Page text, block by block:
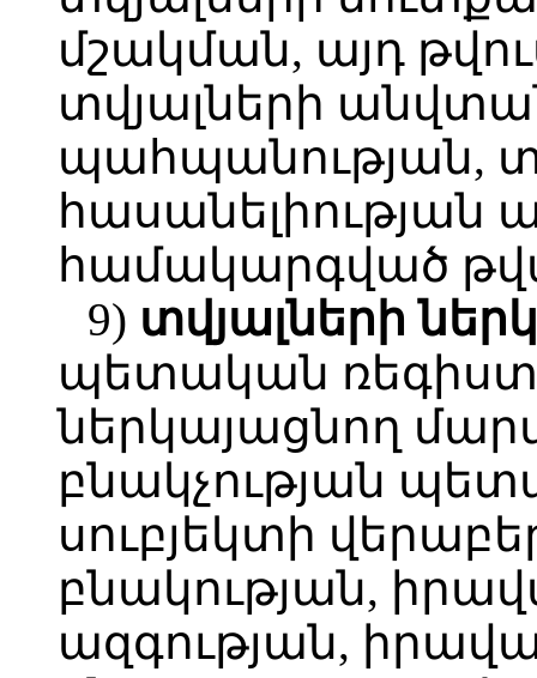
մշակման, այդ
տվյալների
պահպանության,
համակարգված
9) տվյալների
պետական
ներկայացնող
բնակչության
սուբյեկտի
բնակության,
ազգության,